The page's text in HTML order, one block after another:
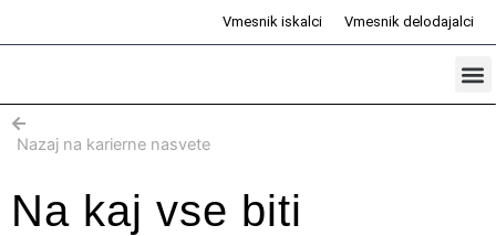
Vmesnik iskalci Vmesnik delodajalci
Nazaj na karierne nasvete
Na kaj vse biti